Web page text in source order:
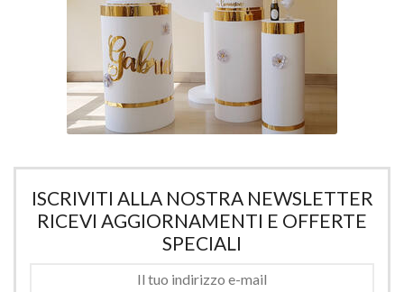
ISCRIVITI ALLA NOSTRA NEWSLETTER
RICEVI AGGIORNAMENTI E OFFERTE
SPECIALI